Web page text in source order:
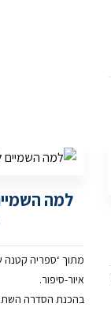
למה
מתוך ‘ספריה קטנה
איור-סיפור.
בהכנת הסדרה